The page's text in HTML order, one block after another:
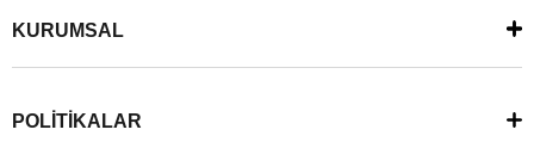
KURUMSAL
POLİTİKALAR